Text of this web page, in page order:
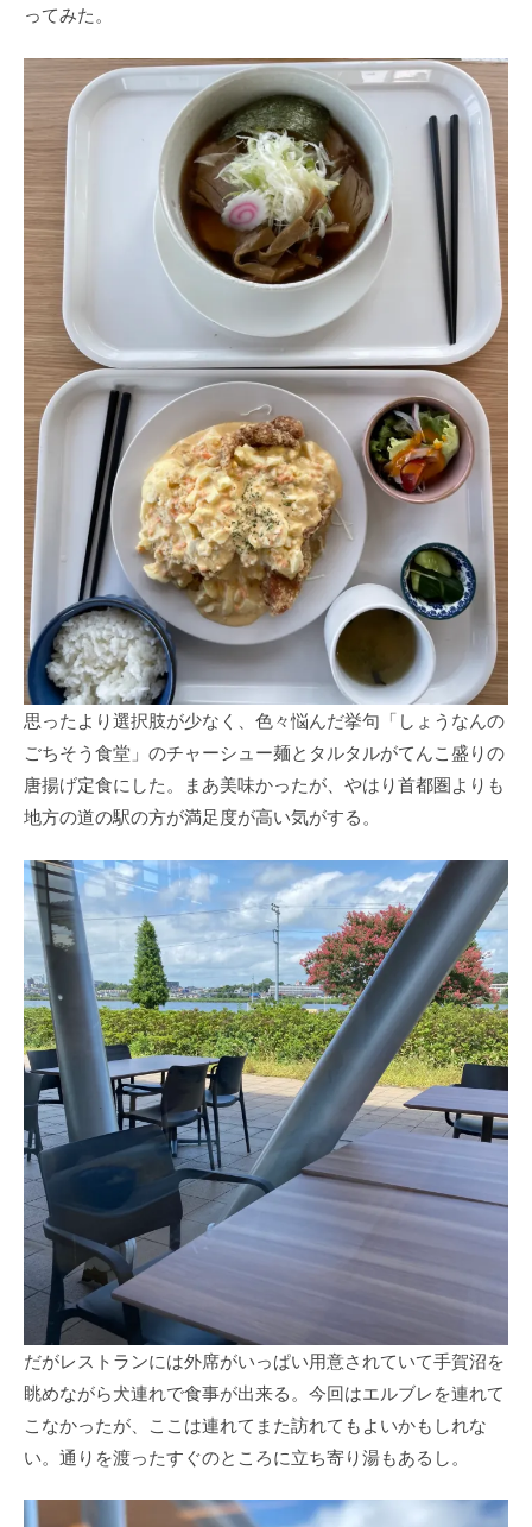
ってみた。
思ったより選択肢が少なく、色々悩んだ挙句「しょうなんの
ごちそう食堂」のチャーシュー麺とタルタルがてんこ盛りの
唐揚げ定食にした。まあ美味かったが、やはり首都圏よりも
地方の道の駅の方が満足度が高い気がする。
だがレストランには外席がいっぱい用意されていて手賀沼を
眺めながら犬連れで食事が出来る。今回はエルブレを連れて
こなかったが、ここは連れてまた訪れてもよいかもしれな
い。通りを渡ったすぐのところに立ち寄り湯もあるし。